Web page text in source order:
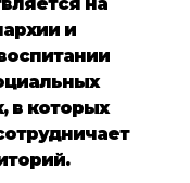
и
в которых